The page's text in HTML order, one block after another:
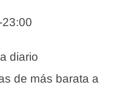
diario
de más barata a